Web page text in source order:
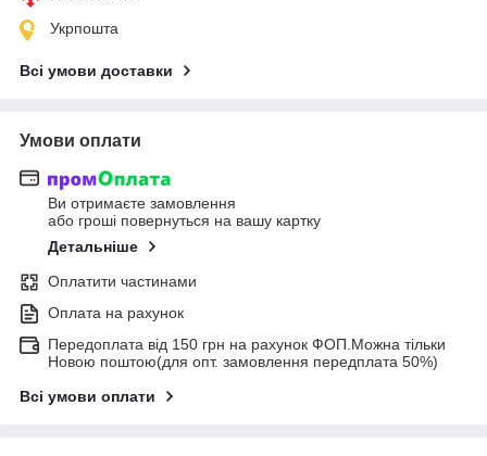
Укрпошта
Всі умови доставки
Умови оплати
Ви отримаєте замовлення
або гроші повернуться на вашу картку
Детальніше
Оплатити частинами
Оплата на рахунок
Передоплата від 150 грн на рахунок ФОП.Можна тільки
Новою поштою(для опт. замовлення передплата 50%)
Всі умови оплати